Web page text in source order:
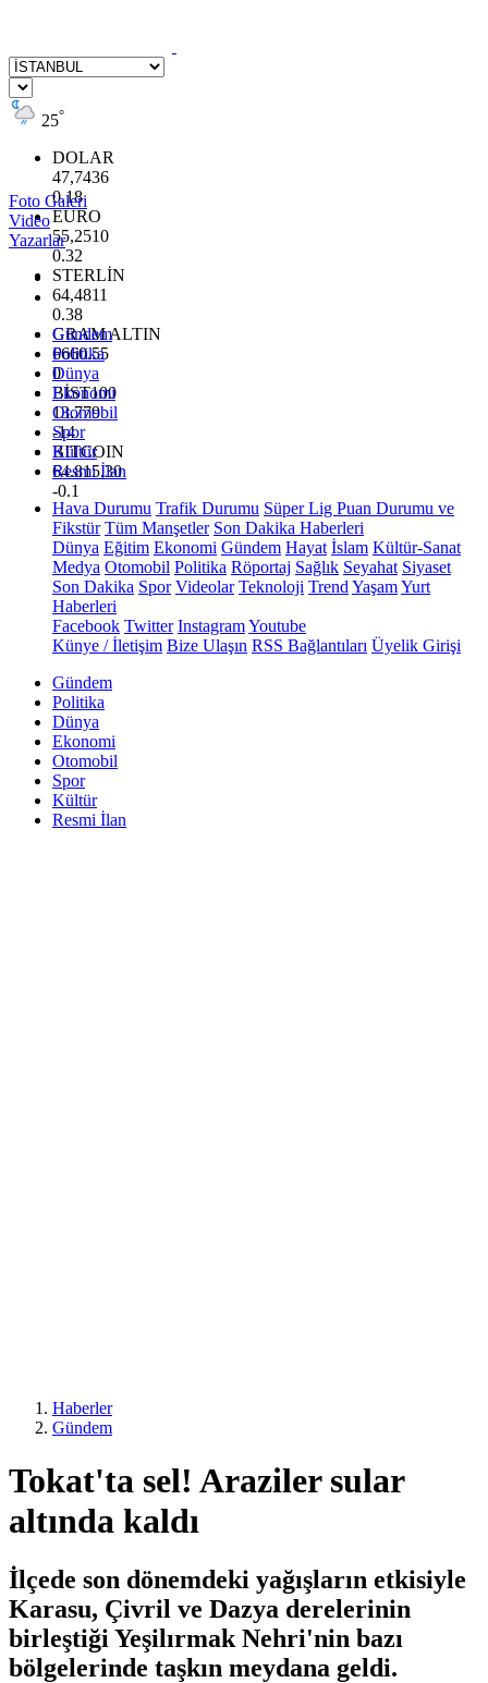
25°
DOLAR
47,7436
0.18
EURO
55,2510
0.32
STERLİN
64,4811
0.38
GRAM ALTIN
6660.55
0
BİST100
13.779
-14
BITCOIN
64.815,30
-0.1
Foto Galeri
Video
Yazarlar
Gündem
Politika
Dünya
Ekonomi
Otomobil
Spor
Kültür
Resmi İlan
Hava Durumu Trafik Durumu Süper Lig Puan Durumu ve
Fikstür Tüm Manşetler Son Dakika Haberleri
Dünya Eğitim Ekonomi Gündem Hayat İslam Kültür-Sanat
Medya Otomobil Politika Röportaj Sağlık Seyahat Siyaset
Son Dakika Spor Videolar Teknoloji Trend YaşamYurt
Haberleri
Facebook Twitter InstagramYoutube
Künye / İletişim Bize Ulaşın RSS Bağlantıları Üyelik Girişi
Gündem
Politika
Dünya
Ekonomi
Otomobil
Spor
Kültür
Resmi İlan
Haberler
Gündem
Tokat'ta sel! Araziler sular
altında kaldı
İlçede son dönemdeki yağışların etkisiyle
Karasu, Çivril ve Dazya derelerinin
birleştiği Yeşilırmak Nehri'nin bazı
bölgelerinde taşkın meydana geldi.